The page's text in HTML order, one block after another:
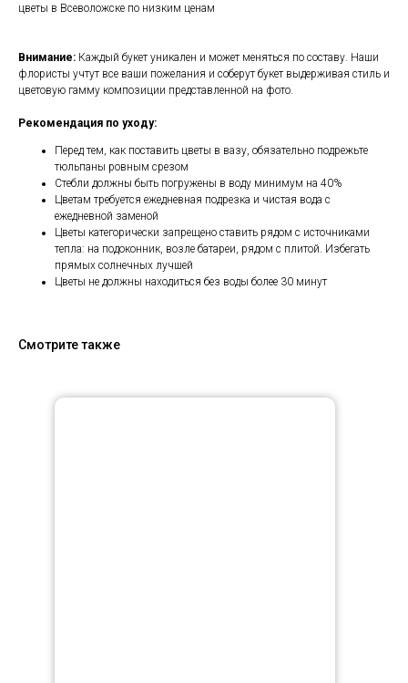
цветы в Всеволожске по низким ценам
Внимание: Каждый букет уникален и может меняться по составу. Наши
флористы учтут все ваши пожелания и соберут букет выдерживая стиль и
цветовую гамму композиции представленной на фото.
Рекомендация по уходу:
Перед тем, как поставить цветы в вазу, обязательно подрежьте
тюльпаны ровным срезом
Стебли должны быть погружены в воду минимум на 40%
Цветам требуется ежедневная подрезка и чистая вода с
ежедневной заменой
Цветы категорически запрещено ставить рядом с источниками
тепла: на подоконник, возле батареи, рядом с плитой. Избегать
прямых солнечных лучшей
Цветы не должны находиться без воды более 30 минут
Смотрите также